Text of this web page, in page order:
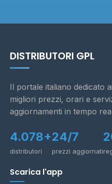
DISTRIBUTORI GPL
Il portale italiano dedicato
migliori prezzi, orari e
aggiornamenti in tempo
4.078+
distributori
24/7
prezzi aggiornati
Scarica l'app